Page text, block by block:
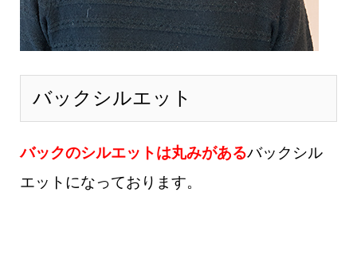
バックシルエット
バックのシルエットは丸みがあるバックシル
エットになっております。